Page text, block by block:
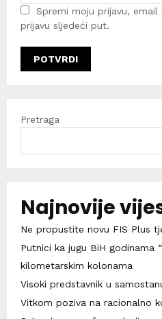
Spremi moju prijavu,
prijavu sljedeći put.
Pretraga
Najnovije
Ne propustite novu FIS Plus
Putnici ka jugu BiH godinama
kilometarskim kolonama
Visoki predstavnik u
Vitkom poziva na racionalno